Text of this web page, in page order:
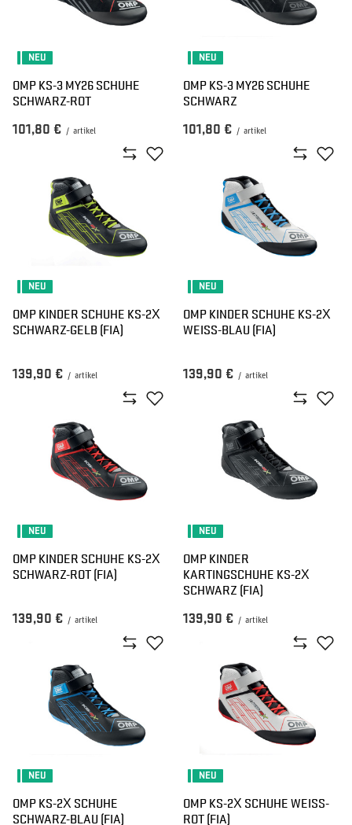
NEU
OMP KS-3 MY26 SCHUHE
SCHWARZ-ROT
101,80 € / artikel
NEU
OMP KS-3 MY26 SCHUHE
SCHWARZ
101,80 € / artikel
NEU
OMP KINDER SCHUHE KS-2X
SCHWARZ-GELB (FIA)
139,90 € / artikel
NEU
OMP KINDER SCHUHE KS-2X
WEISS-BLAU (FIA)
139,90 € / artikel
NEU
OMP KINDER SCHUHE KS-2X
SCHWARZ-ROT (FIA)
139,90 € / artikel
NEU
OMP KINDER
KARTINGSCHUHE KS-2X
SCHWARZ (FIA)
139,90 € / artikel
NEU
OMP KS-2X SCHUHE
SCHWARZ-BLAU (FIA)
NEU
OMP KS-2X SCHUHE WEISS-R
OT (FIA)